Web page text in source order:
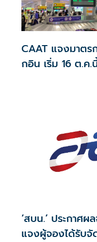
CAAT แจงมาตร
กอิน เริ่ม 16 ต.ค
‘สบน.’ ประกาศ
แจงผู้จองได้รับจั